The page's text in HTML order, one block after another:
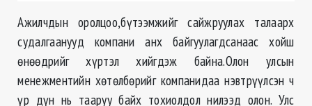
Ажилчдын оролцоо,бүтээмжийг сайжруулах талаарх
судалгаанууд компани анх байгуулагдсанаас хойш
өнөөдрийг хүртэл хийгдэж байна.Олон улсын
менежментийн хөтөлбөрийг компанидаа нэвтрүүлсэн ч
үр дүн нь тааруу байх тохиолдол нилээд олон. Улс